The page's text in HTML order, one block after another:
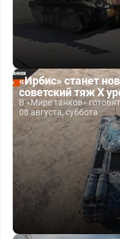
«Ирбис» станет
советский тяж X
В «Мире танков»
08 августа, суббота